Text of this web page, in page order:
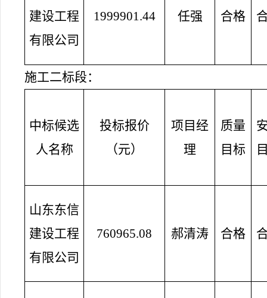
建设工程
有限公司
1999901.44 任强 合格
施工二标段：
中标候选
人名称
投标报价
（元）
项目经
理
质量
目标
山东东信
建设工程
有限公司
760965.08 郝清涛 合格